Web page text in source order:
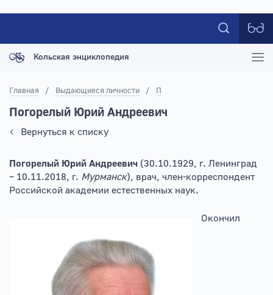
Кольская энциклопедия
Главная / Выдающиеся личности / П
Погорелый Юрий Андреевич
Вернуться к списку
Погорелый Юрий Андреевич (30.10.1929, г. Ленинград
– 10.11.2018, г. Мурманск), врач, член-корреспондент
Российской академии естественных наук.
Окончил